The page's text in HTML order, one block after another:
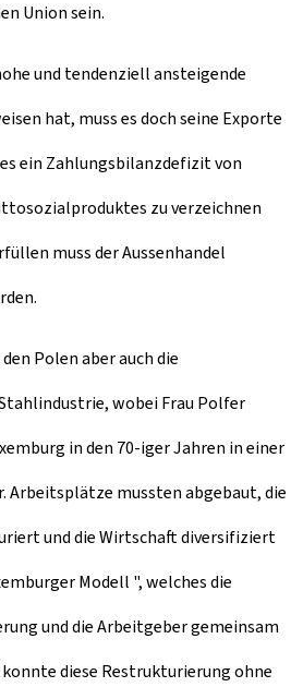
Union sein.
und tendenziell ansteigende
hat, muss es doch seine Exporte
ein Zahlungsbilanzdefizit von
zu verzeichnen
muss der Aussenhandel
Polen aber auch die
wobei Frau Polfer
in den 70-iger Jahren in einer
Arbeitsplätze mussten abgebaut, die
und die Wirtschaft diversifiziert
Modell ", welches die
und die Arbeitgeber gemeinsam
diese Restrukturierung ohne